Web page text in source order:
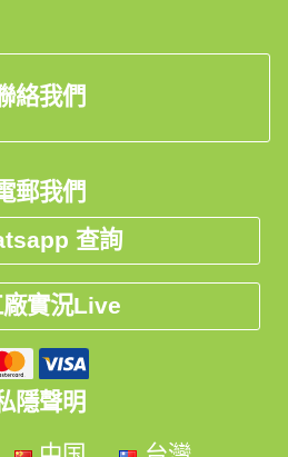
絡我們
郵我們
查詢
實況Live
隱聲明